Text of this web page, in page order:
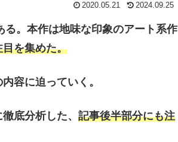
2020.05.21 2024.09.25
る。本作は地味な印象のアート系作
を集めた。
容に迫っていく。
底分析した、 記事後半部分にも注